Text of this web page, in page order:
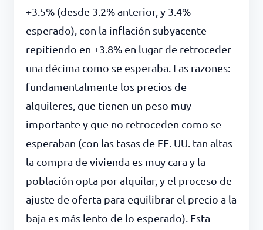
+3.5% (desde 3.2% anterior, y 3.4%
esperado), con la inflación subyacente
repitiendo en +3.8% en lugar de retroceder
una décima como se esperaba. Las razones:
fundamentalmente los precios de
alquileres, que tienen un peso muy
importante y que no retroceden como se
esperaban (con las tasas de EE. UU. tan altas
la compra de vivienda es muy cara y la
población opta por alquilar, y el proceso de
ajuste de oferta para equilibrar el precio a la
baja es más lento de lo esperado). Esta